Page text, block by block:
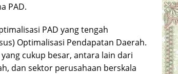
PAD.
PAD yang tengah
Optimalisasi Pendapatan Daerah.
cukup besar, antara lain dari
dan sektor perusahaan berskala